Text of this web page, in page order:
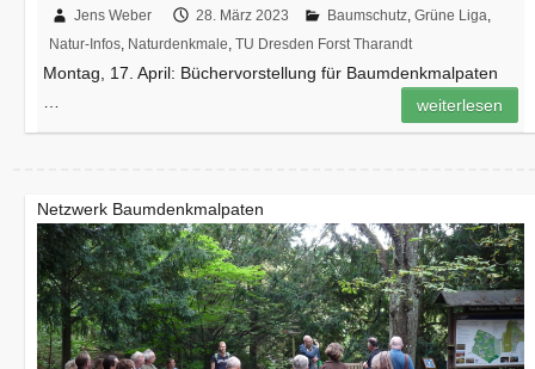
Jens Weber 28. März 2023 Baumschutz ,Grüne Liga
Natur-Infos Naturdenkmale ,TU Dresden Forst Tharandt
Montag, 17. April: Büchervorstellung für Baumdenkmalpaten
weiterlesen
Netzwerk Baumdenkmalpaten